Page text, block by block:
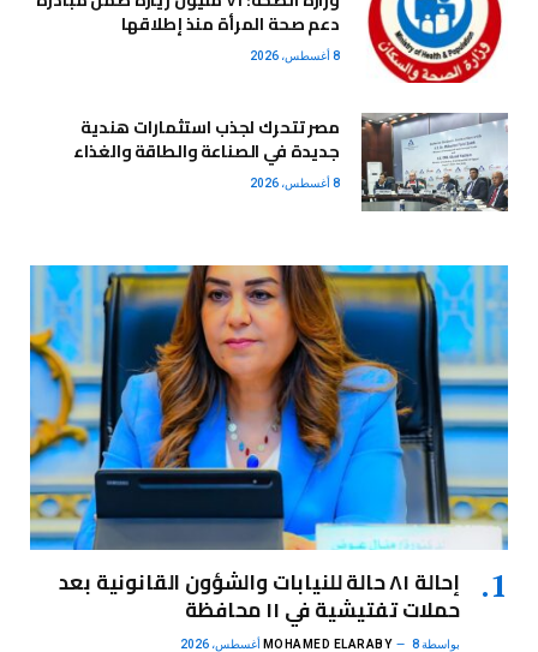
دعم صحة المرأة منذ إطلاقها
8 أغسطس، 2026
مصر تتحرك لجذب استثمارات هندية
جديدة في الصناعة والطاقة والغذاء
8 أغسطس، 2026
إحالة ٨١ حالة للنيابات والشؤون القانونية بعد
حملات تفتيشية في ١١ محافظة
بواسطة MOHAMED ELARABY 8 أغسطس، 2026